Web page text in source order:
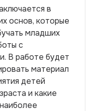
в
основ, которые
младших
с
В работе будет
материал
детей
и какие